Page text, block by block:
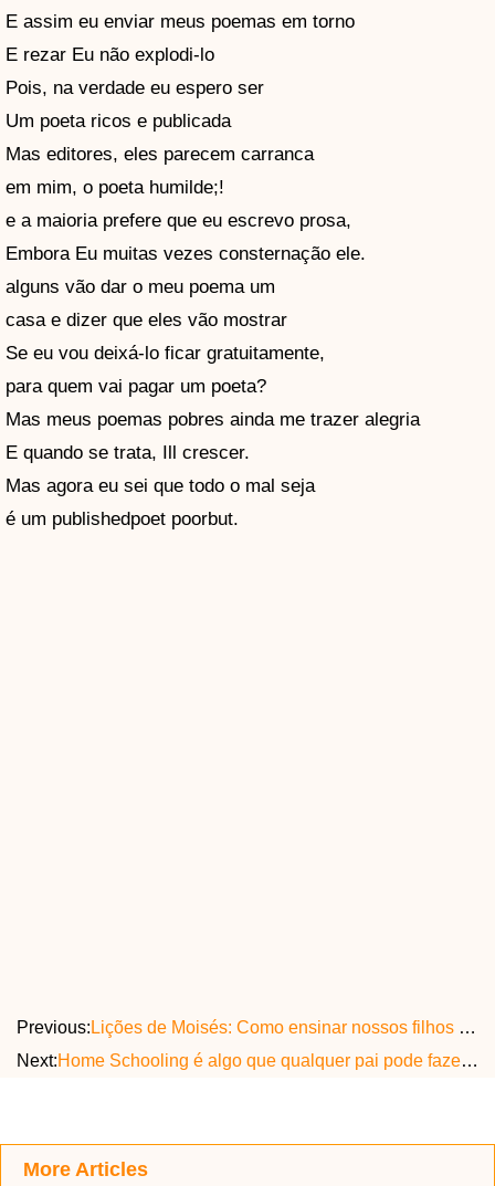
E assim eu enviar meus poemas em torno
E rezar Eu não explodi-lo
Pois, na verdade eu espero ser
Um poeta ricos e publicada
Mas editores, eles parecem carranca
em mim, o poeta humilde;!
e a maioria prefere que eu escrevo prosa,
Embora Eu muitas vezes consternação ele.
alguns vão dar o meu poema um
casa e dizer que eles vão mostrar
Se eu vou deixá-lo ficar gratuitamente,
para quem vai pagar um poeta?
Mas meus poemas pobres ainda me trazer alegria
E quando se trata, Ill crescer.
Mas agora eu sei que todo o mal seja
é um publishedpoet poorbut.
Previous: Lições de Moisés: Como ensinar nossos filhos a dar excelentes Relatórios
Next:Home Schooling é algo que qualquer pai pode fazer E Heres O Que Você Precisa Saber
More Articles